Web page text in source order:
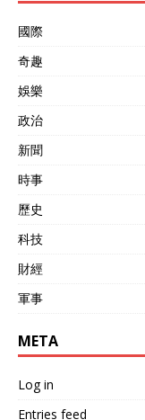
國際
奇趣
娛樂
政治
新聞
時事
歷史
科技
財經
軍事
META
Log in
Entries feed